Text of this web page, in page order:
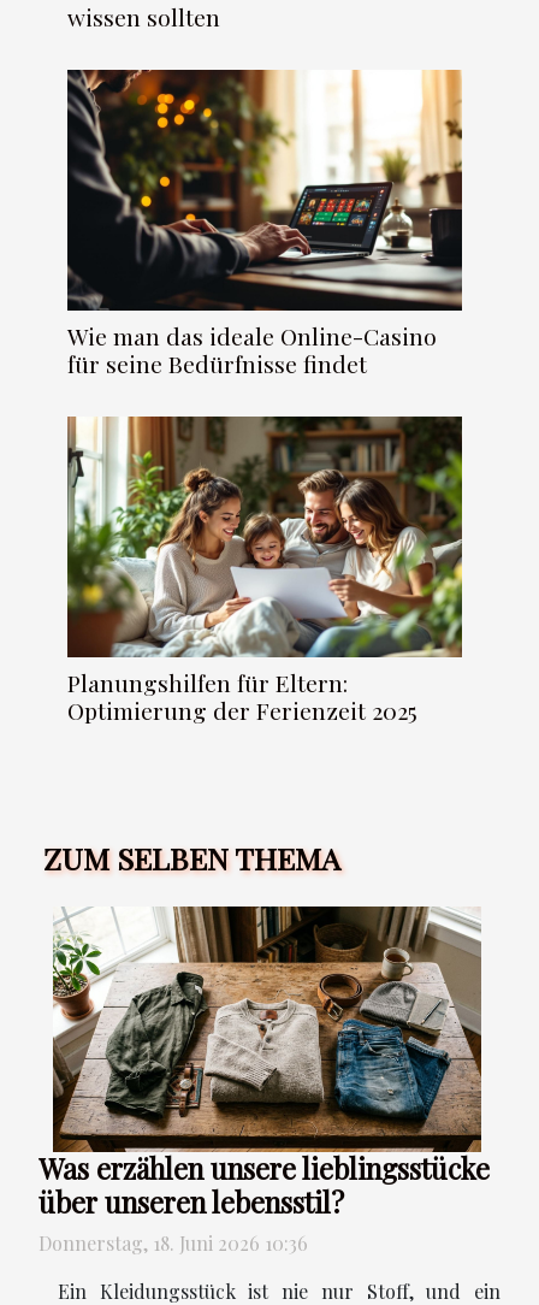
wissen sollten
Wie man das ideale Online-Casino
für seine Bedürfnisse findet
Planungshilfen für Eltern:
Optimierung der Ferienzeit 2025
ZUM SELBEN THEMA
Was erzählen unsere lieblingsstücke
über unseren lebensstil?
Donnerstag, 18. Juni 2026 10:36
Ein Kleidungsstück ist nie nur Stoff, und ein